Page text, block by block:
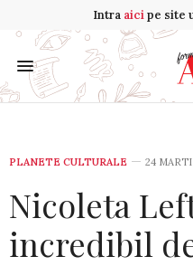
Intra aicipe site
PLANETE CULTURALE 24
Nicoleta
incredibil